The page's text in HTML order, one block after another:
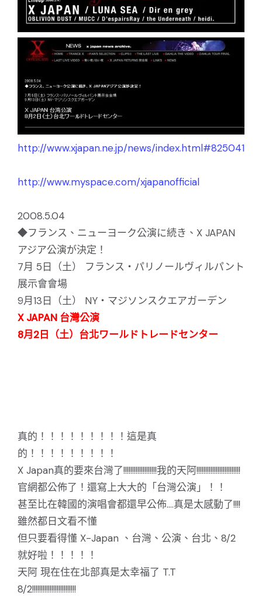
http://www.xjapan.ne.jp/news/index.html#825041
http://www.myspace.com/xjapanofficial
2008.5.04
◆フランス、ニューヨーク公演に続き、X JAPAN
アジア公演が決定！
7月 5日（土） フランス・パリノールヴィルパント
展示會會場
9月13日（土） NY・マジソンスクエアガーデン
X JAPAN 台灣公演
8月2日（土）台北ワールドトレードセンター
真的！！！！！！！！！這是真
的！！！！！！！！！
X Japan真的要來台灣了!!!!!!!!!!!!!!!!!!!我的天阿!!!!!!!!!!!!!!!!!!!!!!!!!
官網都公佈了！還寫上大大的「台灣公演」！！
甚至比在韓國的演唱會都還早公佈....真是太感動了!!!!
雖然都日文看不懂
但只要看得懂 X-Japan 、台灣、公演、台北、8/2
就好啦！！！！！
天阿 現在住在北部真是太幸福了 T.T
8/2!!!!!!!!!!!!!!!!!!!!!!!!!